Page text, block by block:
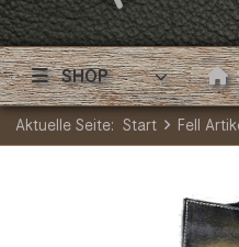
SHOP
Aktuelle Seite: Start Fell